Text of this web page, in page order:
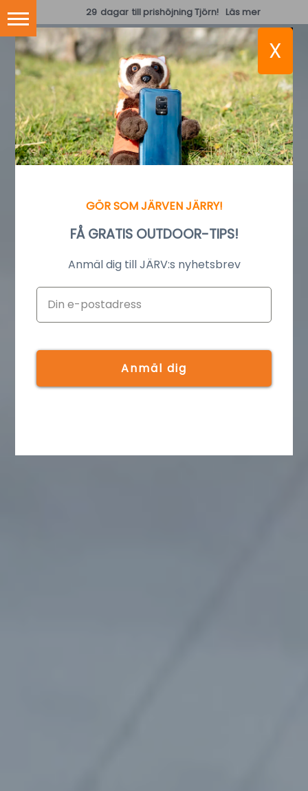
29 dagar till prishöjning Tjörn! Läs mer
GÖR SOM JÄRVEN JÄRRY!
FÅ GRATIS OUTDOOR-TIPS!
Anmäl dig till JÄRV:s nyhetsbrev
Anmäl dig
X